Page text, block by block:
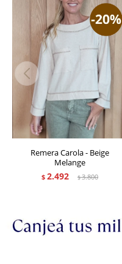
Remera Carola - Beige
Melange
$ 2.492 $3.800